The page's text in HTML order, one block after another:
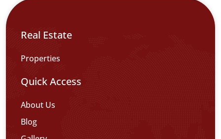
Real Estate
Properties
Quick Access
About Us
Blog